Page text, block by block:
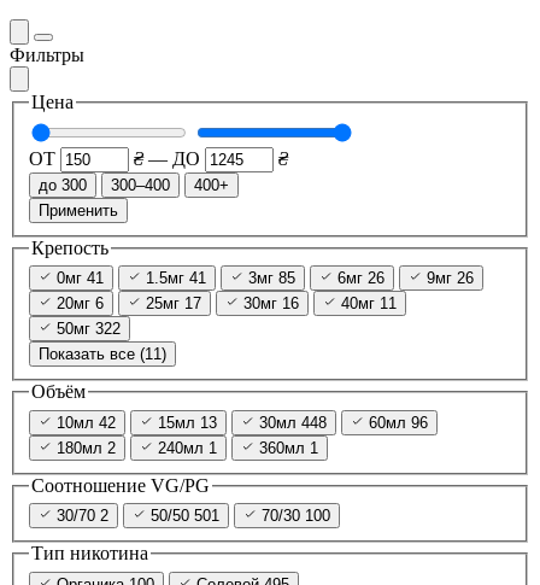
Фильтры
Цена
ОТ ₴ — ДО ₴
до 300 300–400
400+
Применить
Крепость
0мг 41 1.5мг 41 3мг 85 6мг 26 9мг 26
20мг 6 25мг 17 30мг 16 40мг 11
50мг 322
Показать все (11)
Объём
10мл 42 15мл 13 30мл 448 60мл 96
180мл 2 240мл 1 360мл 1
Соотношение VG/PG
30/70 2 50/50 501 70/30 100
Тип никотина